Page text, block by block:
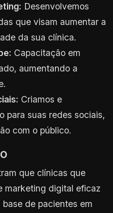
Desenvolvemos
que visam aumentar a
da sua clínica.
Capacitação em
aumentando a
Criamos e
para suas redes sociais,
com o público.
que clínicas que
marketing digital eficaz
de pacientes em